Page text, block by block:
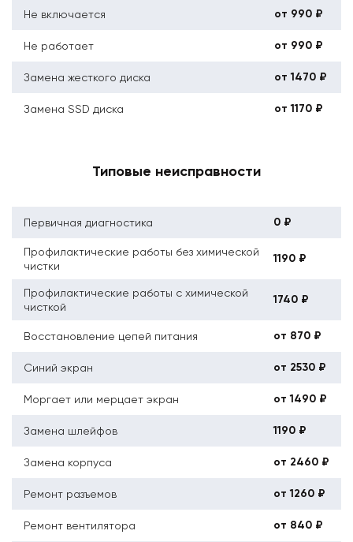
Не включается от 990 ₽
Не работает от 990 ₽
Замена жесткого диска от 1470 ₽
Замена SSD диска от 1170 ₽
Типовые неисправности
Первичная диагностика 0 ₽
Профилактические работы без химической
чистки
1190 ₽
Профилактические работы с химической
чисткой
1740 ₽
Восстановление цепей питания от 870 ₽
Синий экран от 2530 ₽
Моргает или мерцает экран от 1490 ₽
Замена шлейфов 1190 ₽
Замена корпуса от 2460 ₽
Ремонт разъемов от 1260 ₽
Ремонт вентилятора от 840 ₽